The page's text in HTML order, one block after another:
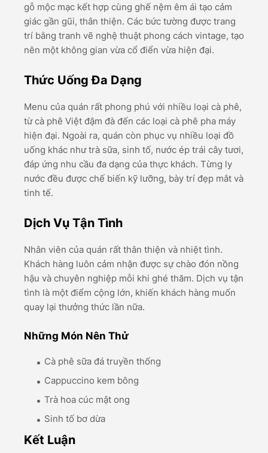
gỗ mộc mạc kết hợp cùng ghế nệm êm ái tạo cảm
giác gần gũi, thân thiện. Các bức tường được trang
trí bằng tranh vẽ nghệ thuật phong cách vintage, tạo
nên một không gian vừa cổ điển vừa hiện đại.
Thức Uống Đa Dạng
Menu của quán rất phong phú với nhiều loại cà phê,
từ cà phê Việt đậm đà đến các loại cà phê pha máy
hiện đại. Ngoài ra, quán còn phục vụ nhiều loại đồ
uống khác như trà sữa, sinh tố, nước ép trái cây tươi,
đáp ứng nhu cầu đa dạng của thực khách. Từng ly
nước đều được chế biến kỹ lưỡng, bày trí đẹp mắt và
tinh tế.
Dịch Vụ Tận Tình
Nhân viên của quán rất thân thiện và nhiệt tình.
Khách hàng luôn cảm nhận được sự chào đón nồng
hậu và chuyên nghiệp mỗi khi ghé thăm. Dịch vụ tận
tình là một điểm cộng lớn, khiến khách hàng muốn
quay lại thưởng thức lần nữa.
Những Món Nên Thử
Cà phê sữa đá truyền thống
Cappuccino kem bông
Trà hoa cúc mật ong
Sinh tố bơ dừa
Kết Luận